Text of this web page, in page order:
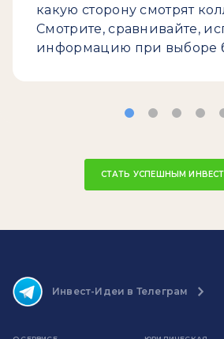
какую сторону смотрят
Смотрите, сравнивайте,
информацию при выборе
СТАТЬ УСПЕШНЫМ
Инвест-Идеи в Телеграм